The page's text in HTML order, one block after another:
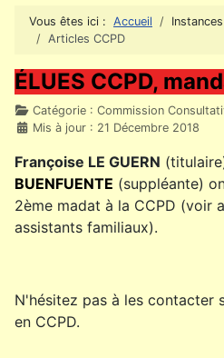
Vous êtes ici : Accueil
Articles CCPD
ÉLUES CCPD,
DétailsCatégorie : Commission
Mis à jour : 21 Décembre 2018
Françoise LE GUERN
BUENFUENTE (suppléante)
2ème madat à la CCPD (voir
assistants familiaux).
N'hésitez pas à les contacter
en CCPD.